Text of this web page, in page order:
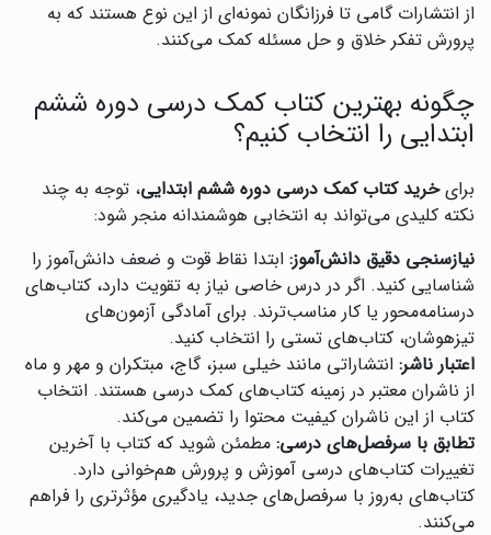
از انتشارات گامی تا فرزانگان نمونه‌ای از این نوع هستند که به
پرورش تفکر خلاق و حل مسئله کمک می‌کنند.
چگونه بهترین کتاب کمک درسی دوره ششم
ابتدایی را انتخاب کنیم؟
برایخرید کتاب کمک درسی دوره ششم ابتدایی، توجه به چند
نکته کلیدی می‌تواند به انتخابی هوشمندانه منجر شود:
نیازسنجی دقیق دانش‌آموز: ابتدا نقاط قوت و ضعف دانش‌آموز را
شناسایی کنید. اگر در درس خاصی نیاز به تقویت دارد، کتاب‌های
درسنامه‌محور یا کار مناسب‌ترند. برای آمادگی آزمون‌های
تیزهوشان، کتاب‌های تستی را انتخاب کنید.
اعتبار ناشر: انتشاراتی مانند خیلی سبز، گاج، مبتکران و مهر و ماه
از ناشران معتبر در زمینه کتاب‌های کمک درسی هستند. انتخاب
کتاب از این ناشران کیفیت محتوا را تضمین می‌کند.
تطابق با سرفصل‌های درسی: مطمئن شوید که کتاب با آخرین
تغییرات کتاب‌های درسی آموزش و پرورش هم‌خوانی دارد.
کتاب‌های به‌روز با سرفصل‌های جدید، یادگیری مؤثرتری را فراهم
می‌کنند.